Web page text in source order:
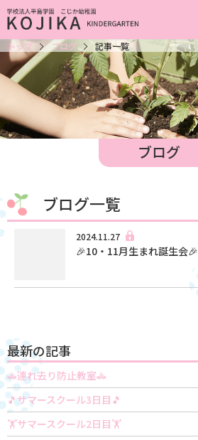
トップ ブログ 記事一覧
ブログ
ブログ一覧
2024.11.27
🎉10・11月生まれ誕生会🎉
最新の記事
🚓連れ去り防止教室🚓
🎵サマースクール3日目🎵
🏋️サマースクール2日目🏋️